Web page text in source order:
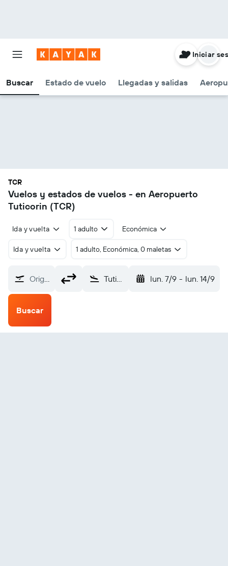
Buscar Estado de vuelo Llegadas y salidas
Iniciar
TCR
Vuelos y estados de vuelos - en Aeropuerto
Tuticorin (TCR)
Ida y vuelta 1 adulto Económica
Ida y vuelta 1 adulto, Económica, 0 maletas
Origen Tuticorin (TCR) lun. 7/9 - lun. 14/9
Buscar